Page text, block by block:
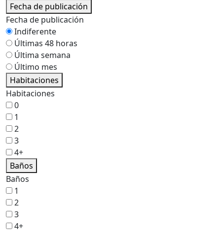
Fecha de publicación
Fecha de publicación
Indiferente
Últimas 48 horas
Última semana
Último mes
Habitaciones
Habitaciones
0
1
2
3
4+
Baños
Baños
1
2
3
4+